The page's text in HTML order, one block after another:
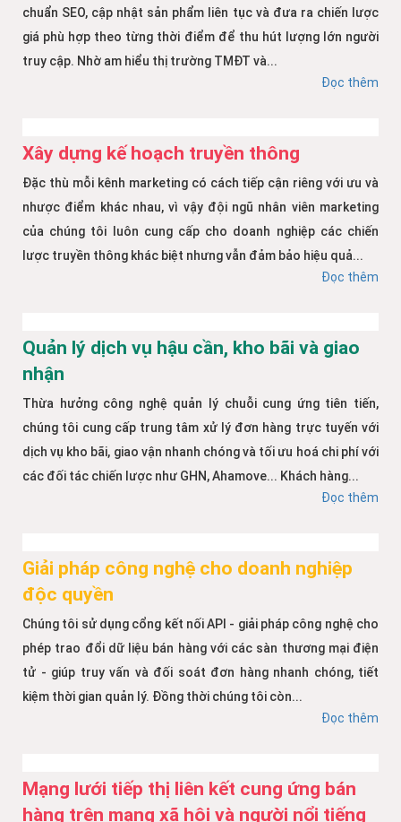
chuẩn SEO, cập nhật sản phẩm liên tục và đưa ra chiến lược
giá phù hợp theo từng thời điểm để thu hút lượng lớn người
truy cập. Nhờ am hiểu thị trường TMĐT và...
Đọc thêm
Xây dựng kế hoạch truyền thông
Đặc thù mỗi kênh marketing có cách tiếp cận riêng với ưu và
nhược điểm khác nhau, vì vậy đội ngũ nhân viên marketing
của chúng tôi luôn cung cấp cho doanh nghiệp các chiến
lược truyền thông khác biệt nhưng vẫn đảm bảo hiệu quả...
Đọc thêm
Quản lý dịch vụ hậu cần, kho bãi và giao
nhận
Thừa hưởng công nghệ quản lý chuỗi cung ứng tiên tiến,
chúng tôi cung cấp trung tâm xử lý đơn hàng trực tuyến với
dịch vụ kho bãi, giao vận nhanh chóng và tối ưu hoá chi phí với
các đối tác chiến lược như GHN, Ahamove... Khách hàng...
Đọc thêm
Giải pháp công nghệ cho doanh nghiệp
độc quyền
Chúng tôi sử dụng cổng kết nối API - giải pháp công nghệ cho
phép trao đổi dữ liệu bán hàng với các sàn thương mại điện
tử - giúp truy vấn và đối soát đơn hàng nhanh chóng, tiết
kiệm thời gian quản lý. Đồng thời chúng tôi còn...
Đọc thêm
Mạng lưới tiếp thị liên kết cung ứng bán
hàng trên mạng xã hội và người nổi tiếng